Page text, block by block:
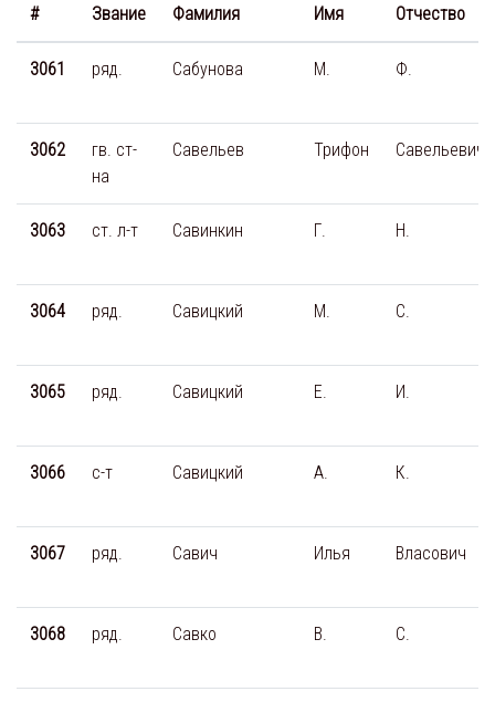
# Звание Фамилия Имя Отчество
3061 ряд. Сабунова М. Ф.
3062
гв. ст-
на
Савельев Трифон Савельевич
3063 ст. л-т Савинкин Г. Н.
3064 ряд. Савицкий М. С.
3065 ряд. Савицкий Е. И.
3066 с-т Савицкий А. К.
3067 ряд. Савич Илья Власович
3068 ряд. Савко В. С.